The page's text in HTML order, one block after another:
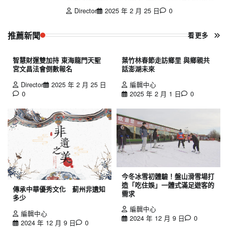
Director
2025 年 2 月 25 日 0
推薦新聞 看更多
智慧財運雙加持 東海龍門天聖
宮文昌法會倒數報名
Director
2025 年 2 月 25 日
0
葉竹林春節走訪鄉里 與鄉親共
話澎湖未來
編輯中心
2025 年 2 月 1 日
0
傳承中華優秀文化 薊州非遺知
多少
編輯中心
2024 年 12 月 9 日
0
今冬冰雪初體驗！盤山滑雪場打
造「吃住娛」一體式滿足遊客的
需求
編輯中心
2024 年 12 月 9 日
0